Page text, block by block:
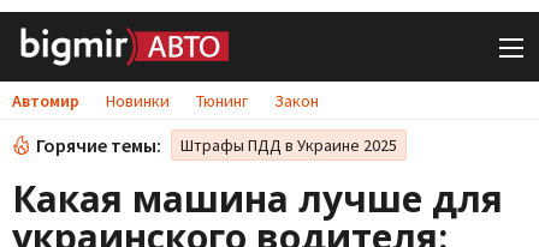
Автомир Новинки Тюнинг Закон
Горячие темы: Штрафы ПДД в Украине 2025
Какая машина лучше для
украинского водителя: